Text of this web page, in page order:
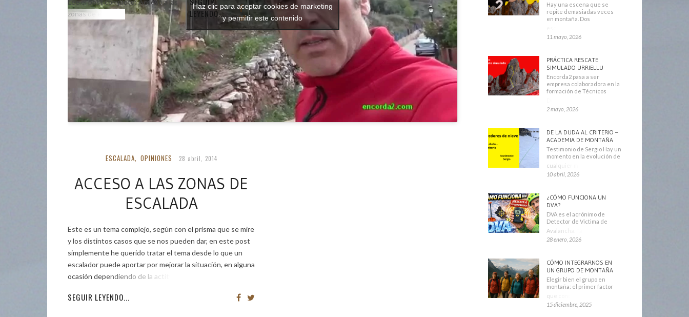
zonas de escalada
LEYENDO...
Haz clic para aceptar cookies de marketing
y permitir este contenido
ESCALADA, OPINIONES 28 abril, 2014
ACCESO A LAS ZONAS DE
ESCALADA
Este es un tema complejo, según con el prisma que se mire
y los distintos casos que se nos pueden dar, en este post
simplemente he querido tratar el tema desde lo que un
escalador puede aportar por mejorar la situación, en alguna
ocasión dependiendo de la actitud de la
SEGUIR LEYENDO...
Hay una escena que se
repite demasiadas veces
en montaña. Dos
11 mayo, 2026
PRÁCTICA RESCATE
SIMULADO URRIELLU
Encorda2 pasa a ser
empresa colaboradora en la
formación de Técnicos
2 mayo, 2026
DE LA DUDA AL CRITERIO –
ACADEMIA DE MONTAÑA
Testimonio de Sergio Hay un
momento en la evolución de
cualquier montañero
10 abril, 2026
¿CÓMO FUNCIONA UN
DVA?
DVA es el acrónimo de
Detector de Víctima de
Avalancha. También se
28 enero, 2026
CÓMO INTEGRARNOS EN
UN GRUPO DE MONTAÑA
Elegir bien el grupo en
montaña: el primer factor
que condiciona tu
15 diciembre, 2025